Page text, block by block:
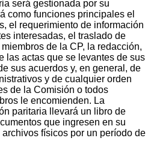
será gestionada por su
como funciones principales el
el requerimiento de información
interesadas, el traslado de
de la CP, la redacción,
las actas que se levantes de sus
sus acuerdos y, en general, de
y de cualquier orden
de la Comisión o todos
le encomienden. La
paritaria llevará un libro de
que ingresen en su
físicos por un período de